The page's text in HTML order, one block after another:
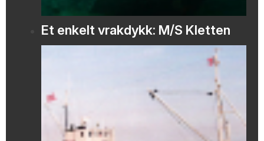
Et enkelt vrakdykk: M/S Kletten